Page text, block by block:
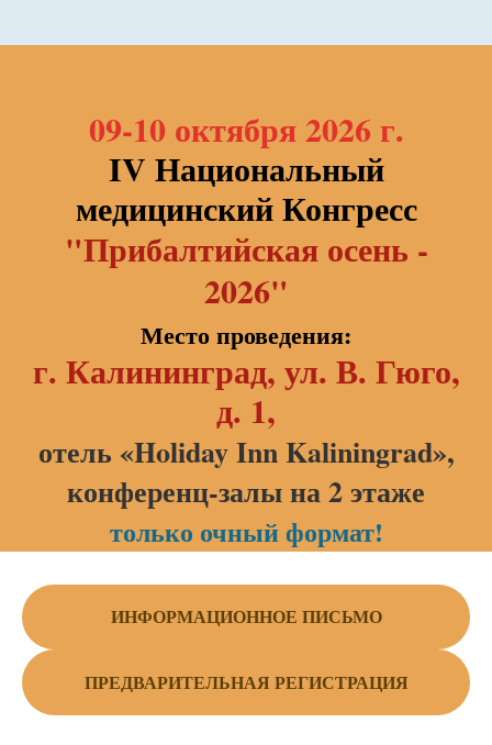
09-10 октября 2026 г.
IV Национальный
медицинский Конгресс
"Прибалтийская осень -
2026"
Место проведения:
г. Калининград, ул. В. Гюго,
д. 1,
отель «Holiday Inn Kaliningrad»,
конференц-залы на 2 этаже
только очный формат!
ИНФОРМАЦИОННОЕ ПИСЬМО
ПРЕДВАРИТЕЛЬНАЯ РЕГИСТРАЦИЯ